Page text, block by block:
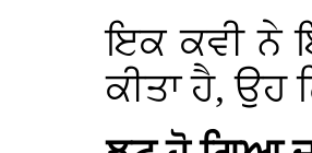
ਇਕ ਕਵੀ ਨੇ
ਕੀਤਾ ਹੈ, ਉਹ